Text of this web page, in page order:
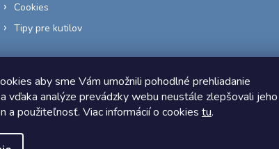
aby sme Vám umožnili pohodlné prehliadanie
vďaka analýze prevádzky webu neustále zlepšovali jeho
a použiteľnosť. Viac informácií o cookies tu.
Cookies
Tipy pre kutilov
Copyright 2026 Elektro-siete.sk . Všetky práva vyhradené.